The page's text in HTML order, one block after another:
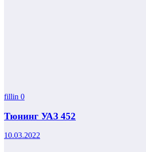
fillin 0
Тюнинг УАЗ 452
10.03.2022